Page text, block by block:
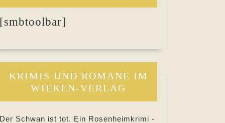
[smbtoolbar]
KRIMIS UND ROMANE IM
WIEKEN-VERLAG
Der Schwan ist tot. Ein Rosenheimkrimi -